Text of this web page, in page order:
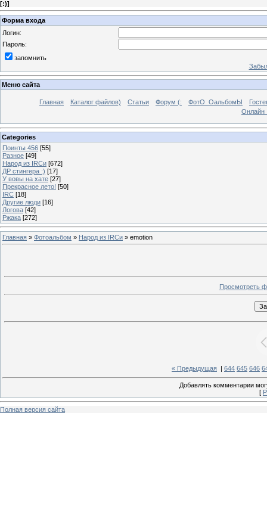
[:)]
Форма входа
Логин:
Пароль:
запомнить
Меню сайта
Главная Каталог файлов) Статьи Форум (: ФотО_ОальбомЫ
Онлайн
Categories
Поинты 456 [55]
Разное [49]
Народ из IRCи [672]
ДР стингера :) [17]
У вовы на хате [27]
Прекрасное лето! [50]
IRC [18]
Другие люди [16]
Логова [42]
Ржака [272]
Главная » Фотоальбом » Народ из IRCи » emotion
Просмотреть
« Предыдущая 644 645 646
Добавлять комментарии
[
Полная версия сайта